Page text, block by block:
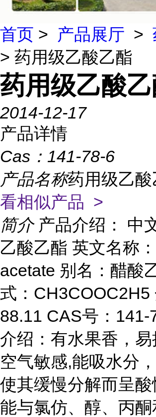
首页 > 产品展厅 >
> 药用级乙酸乙酯
药用级乙酸
2014-12-17
产品详情
Cas： 141-78-6
产品名称药用级乙酸
看相似产品 >
简介 产品介绍： 中
乙酸乙酯 英文名称
acetate 别名：醋酸
式：CH3COOC2H5
88.11 CAS号：141-
介绍：有水果香，
空气敏感,能吸水分
使其缓慢分解而呈酸
能与氯仿、醇、丙